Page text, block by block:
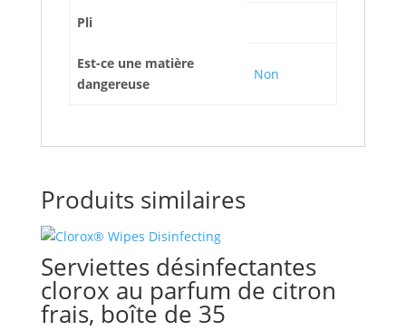
Pli
Est-ce une matière
dangereuse
Non
Produits similaires
Serviettes désinfectantes
clorox au parfum de citron
frais, boîte de 35